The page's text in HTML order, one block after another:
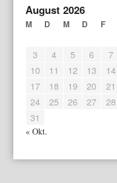
August 2026
M D M D F
3
4 5 6 7
10
11 12 13 14
17
18 19 20 21
24
25 26 27 28
31
« Okt.